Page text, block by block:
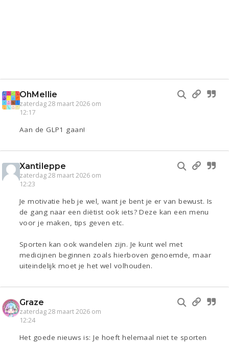
OhMellie
zaterdag 28 maart 2026 om
12:17
Aan de GLP1 gaan!
Xantileppe
zaterdag 28 maart 2026 om
12:23
Je motivatie heb je wel, want je bent je er van bewust. Is
de gang naar een diëtist ook iets? Deze kan een menu
voor je maken, tips geven etc.
Sporten kan ook wandelen zijn. Je kunt wel met
medicijnen beginnen zoals hierboven genoemde, maar
uiteindelijk moet je het wel volhouden.
Graze
zaterdag 28 maart 2026 om
12:24
Het goede nieuws is: Je hoeft helemaal niet te sporten